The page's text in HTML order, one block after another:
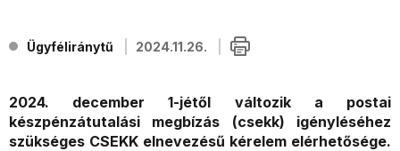
Ügyféliránytű 2024.11.26.
2024. december 1-jétől változik a postai
készpénzátutalási megbízás (csekk) igényléséhez
szükséges CSEKK elnevezésű kérelem elérhetősége.